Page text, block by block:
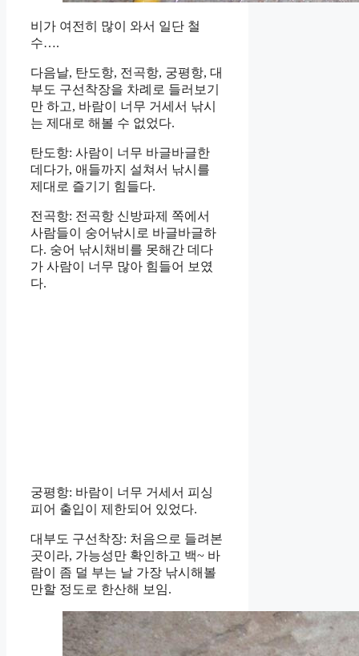
비가 여전히 많이 와서 일단 철
수….
다음날, 탄도항, 전곡항, 궁평항, 대
부도 구선착장을 차례로 들러보기
만 하고, 바람이 너무 거세서 낚시
는 제대로 해볼 수 없었다.
탄도항: 사람이 너무 바글바글한
데다가, 애들까지 설쳐서 낚시를
제대로 즐기기 힘들다.
전곡항: 전곡항 신방파제 쪽에서
사람들이 숭어낚시로 바글바글하
다. 숭어 낚시채비를 못해간 데다
가 사람이 너무 많아 힘들어 보였
다.
궁평항: 바람이 너무 거세서 피싱
피어 출입이 제한되어 있었다.
대부도 구선착장: 처음으로 들려본
곳이라, 가능성만 확인하고 백~ 바
람이 좀 덜 부는 날 가장 낚시해볼
만할 정도로 한산해 보임.